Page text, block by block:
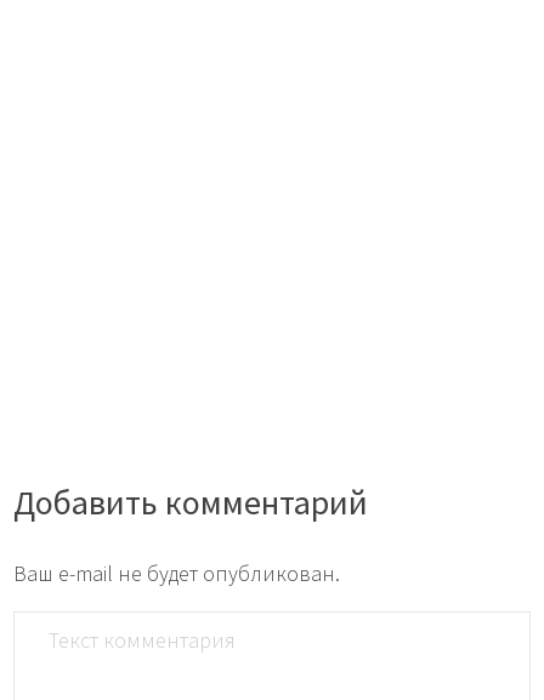
Добавить комментарий
Ваш e-mail не будет опубликован.